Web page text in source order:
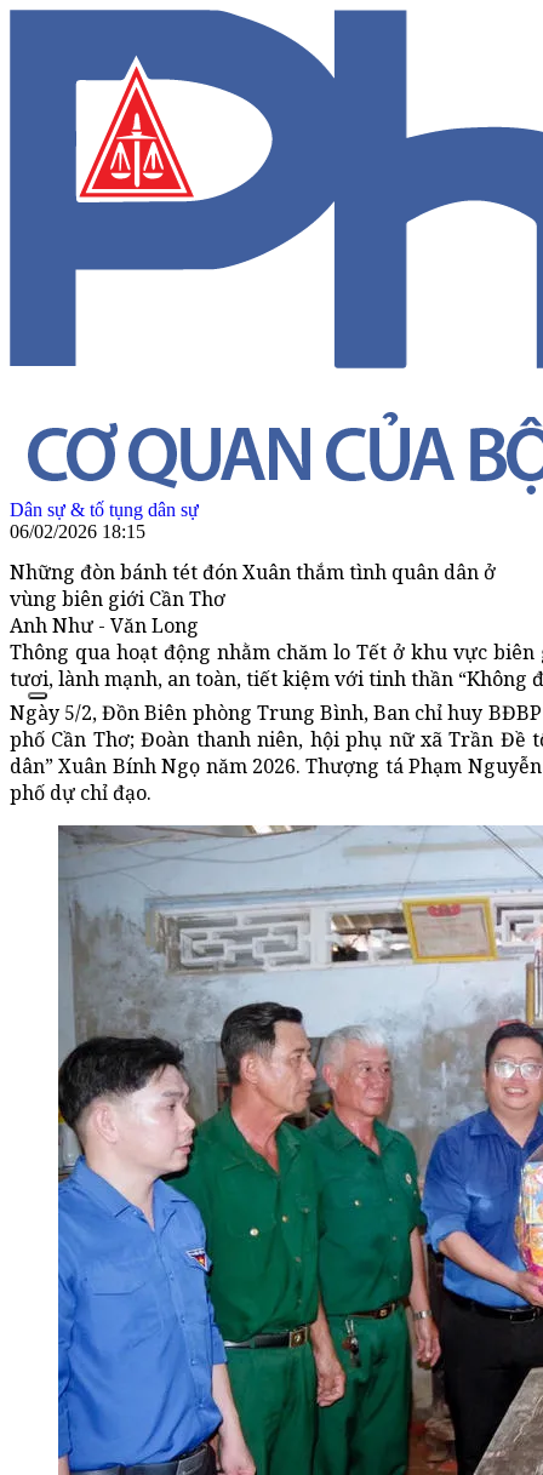
Dân sự & tố tụng dân sự
06/02/2026 18:15
Những đòn bánh tét đón Xuân thắm tình quân dân ở
vùng biên giới Cần Thơ
Anh Như - Văn Long
Thông qua hoạt động nhằm chăm lo Tết ở khu vực
tươi, lành mạnh, an toàn, tiết kiệm với tinh thần “Không
Ngày 5/2, Đồn Biên phòng Trung Bình, Ban chỉ huy
phố Cần Thơ; Đoàn thanh niên, hội phụ nữ xã Trần
dân” Xuân Bính Ngọ năm 2026. Thượng tá Phạm
phố dự chỉ đạo.